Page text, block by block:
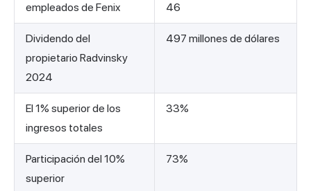
empleados de Fenix 46
Dividendo del
propietario Radvinsky
2024
497 millones de dólares
El 1% superior de los
ingresos totales
33%
Participación del 10%
superior
73%